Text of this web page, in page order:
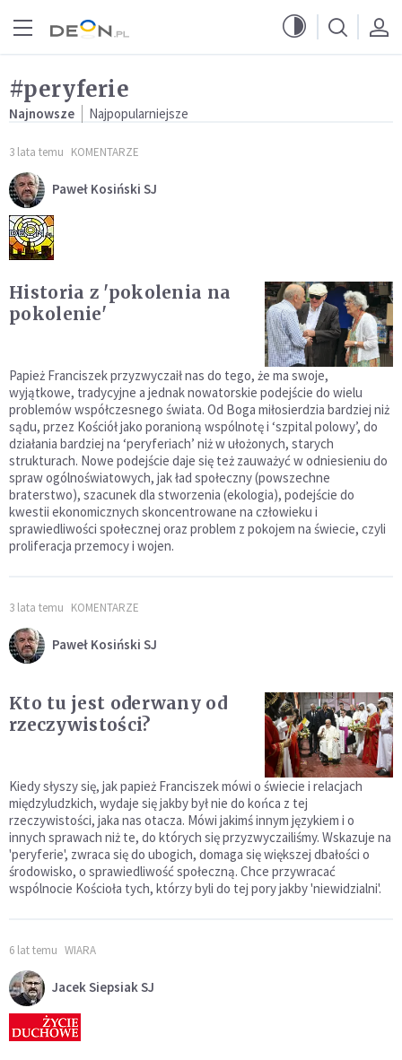
#peryferie
Najnowsze Najpopularniejsze
3 lata temu KOMENTARZE
Paweł Kosiński SJ
Historia z 'pokolenia na
pokolenie'
Papież Franciszek przyzwyczaił nas do tego, że ma swoje,
wyjątkowe, tradycyjne a jednak nowatorskie podejście do wielu
problemów współczesnego świata. Od Boga miłosierdzia bardziej niż
sądu, przez Kościół jako poranioną wspólnotę i ‘szpital polowy’, do
działania bardziej na ‘peryferiach’ niż w ułożonych, starych
strukturach. Nowe podejście daje się też zauważyć w odniesieniu do
spraw ogólnoświatowych, jak ład społeczny (powszechne
braterstwo), szacunek dla stworzenia (ekologia), podejście do
kwestii ekonomicznych skoncentrowane na człowieku i
sprawiedliwości społecznej oraz problem z pokojem na świecie, czyli
proliferacja przemocy i wojen.
3 lata temu KOMENTARZE
Paweł Kosiński SJ
Kto tu jest oderwany od
rzeczywistości?
Kiedy słyszy się, jak papież Franciszek mówi o świecie i relacjach
międzyludzkich, wydaje się jakby był nie do końca z tej
rzeczywistości, jaka nas otacza. Mówi jakimś innym językiem i o
innych sprawach niż te, do których się przyzwyczailiśmy. Wskazuje na
'peryferie', zwraca się do ubogich, domaga się większej dbałości o
środowisko, o sprawiedliwość społeczną. Chce przywracać
wspólnocie Kościoła tych, którzy byli do tej pory jakby 'niewidzialni'.
6 lat temu WIARA
Jacek Siepsiak SJ